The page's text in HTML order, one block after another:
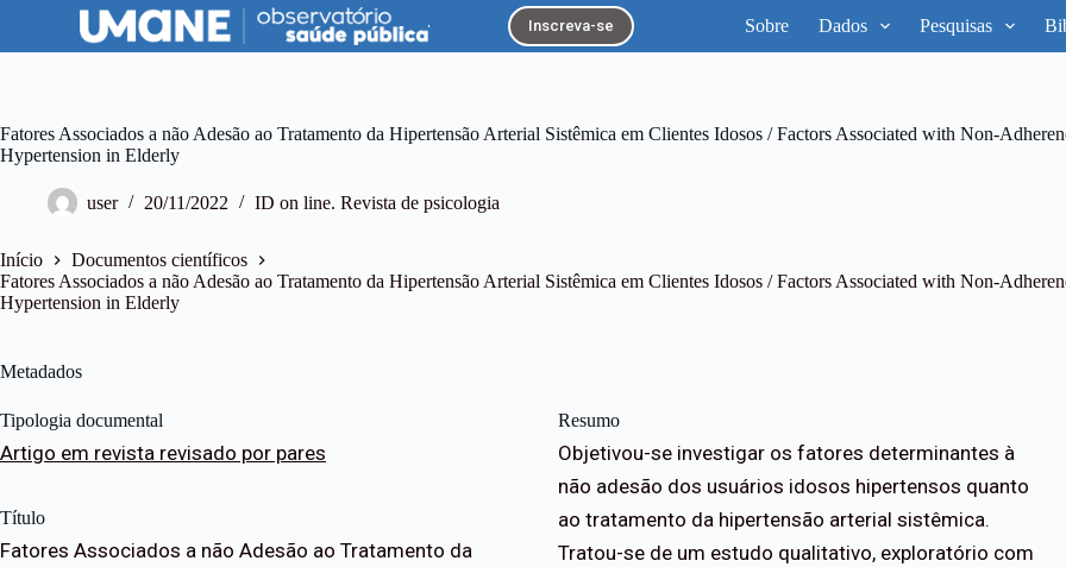
p
a
r
o
n
t
d
Inscreva-se Sobre Dados Pesquisas
Fatores Associados a não Adesão ao Tratamento da Hipertensão Arterial Sistêmica em Clientes Idosos / Factors Associated with Non-
Hypertension in Elderly
user 20/11/2022 ID on line. Revista de psicologia
Início
Documentos científicos
Fatores Associados a não Adesão ao Tratamento da Hipertensão Arterial Sistêmica em Clientes Idosos / Factors Associated with Non-
Hypertension in Elderly
Metadados
Tipologia documental
Artigo em revista revisado por pares
Título
Fatores Associados a não Adesão ao Tratamento da
Resumo
Objetivou-se investigar os fatores determinantes à
não adesão dos usuários idosos hipertensos quanto
ao tratamento da hipertensão arterial sistêmica.
Tratou-se de um estudo qualitativo, exploratório com